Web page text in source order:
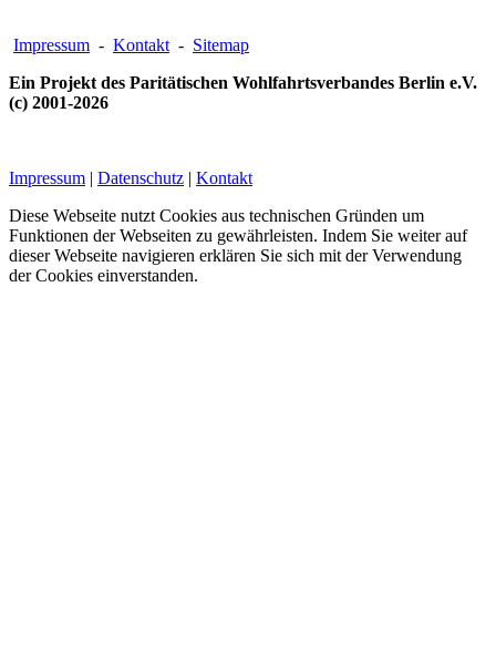
Impressum - Kontakt - Sitemap
Ein Projekt des Paritätischen Wohlfahrtsverbandes Berlin e.V.
(c) 2001-2026
Impressum | Datenschutz | Kontakt
Diese Webseite nutzt Cookies aus technischen Gründen um
Funktionen der Webseiten zu gewährleisten. Indem Sie weiter auf
dieser Webseite navigieren erklären Sie sich mit der Verwendung
der Cookies einverstanden.